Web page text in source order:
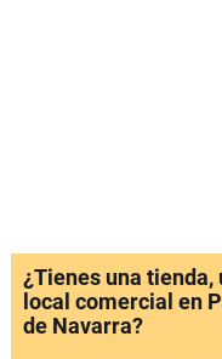
¿Tienes una tienda,
local comercial en
de Navarra?